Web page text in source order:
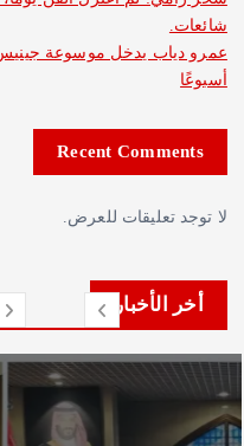
Recent
للعرض.